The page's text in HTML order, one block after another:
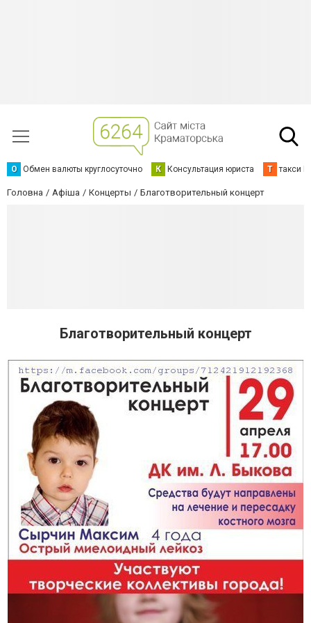
О Обмен валюты круглосуточно К Консультация юриста Т такси
Головна Афіша Концерты Благотворительный концерт
Благотворительный концерт